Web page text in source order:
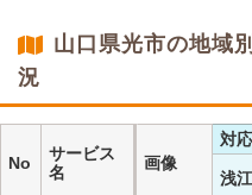
山口県光市の地域
況
No
サービス
名
画像
対
浅江